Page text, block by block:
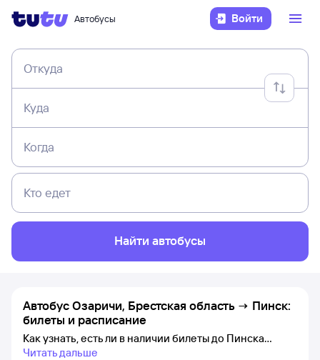
Автобусы Войти
Откуда
Куда
Когда
Кто едет
Найти автобусы
Автобус Озаричи, Брестская область → Пинск:
билеты и расписание
Как узнать, есть ли в наличии билеты до Пинска
Читать дальше